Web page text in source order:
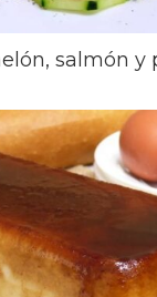
salmón y